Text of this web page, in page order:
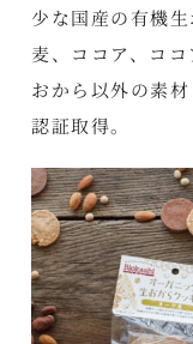
少な国産の有機
麦、ココア、コ
おから以外の素
認証取得。